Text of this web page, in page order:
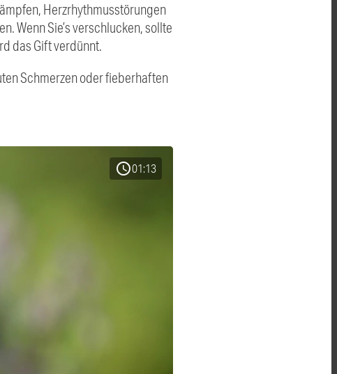
Herzrhythmusstörungen
Wenn Sie’s verschlucken, sollte
das Gift verdünnt.
Schmerzen oder fieberhaften
schedule01:13